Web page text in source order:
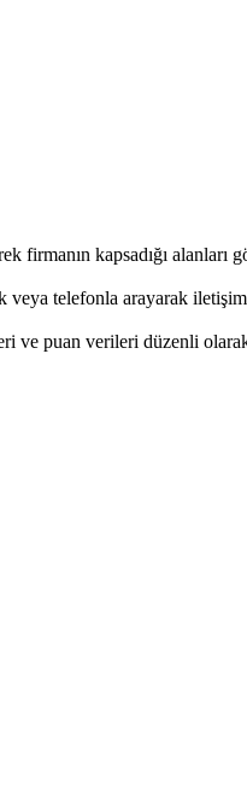
firmanın kapsadığı alanları
telefonla arayarak
ve puan verileri düzenli